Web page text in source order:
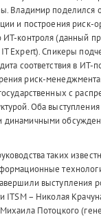
Владимир поделился
и построения риск-
ИТ-контроля (данный
Expert). Спикеры
соответствия в ИТ-
риск-менеджмента
с
Оба
динамичными
таких
выступления
ITSM – Николая
Потоцкого